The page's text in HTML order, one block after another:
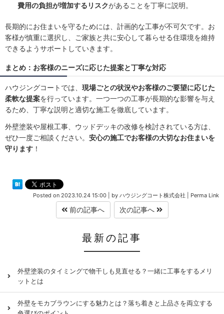
費用の負担が増加するリスクがあることを丁寧に説明。
長期的にお住まいを守るためには、計画的な工事が不可欠です。お
客様が慎重に選択し、ご家族と共に安心して暮らせる住環境を維持
できるようサポートしていきます。
まとめ：お客様のニーズに応じた提案と丁寧な対応
ハウジングコートでは、 現場ごとの状況やお客様のご要望に応じた
柔軟な提案を行っています。一つ一つの工事が長期的な影響を与え
るため、丁寧な説明と適切な施工を徹底しています。
外壁塗装や屋根工事、ウッドデッキの改修を検討されている方は、
ぜひ一度ご相談ください。 安心の施工でお客様の大切なお住まいを
守ります ！
Posted on 2023.10.24 15:00 by ハウジングコート株式会社 Perma Link
前の記事へ 次の記事へ
最新の記事
外壁塗装のタイミングで物干しも見直せる？一緒に工事をするメリ
ットとは
外壁をモカブラウンにする魅力とは？落ち着きと上品さを両立する